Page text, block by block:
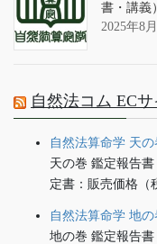
書・講義）
2025年8
自然法コム ECサ
自然法算命学 天
天の巻 鑑定報告
定書：販売価格（
自然法算命学 地
地の巻 鑑定報告